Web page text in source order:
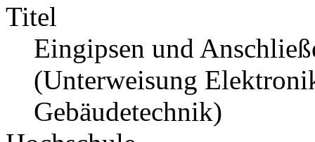
Titel
Eingipsen und
(Unterweisung
Gebäudetechnik)